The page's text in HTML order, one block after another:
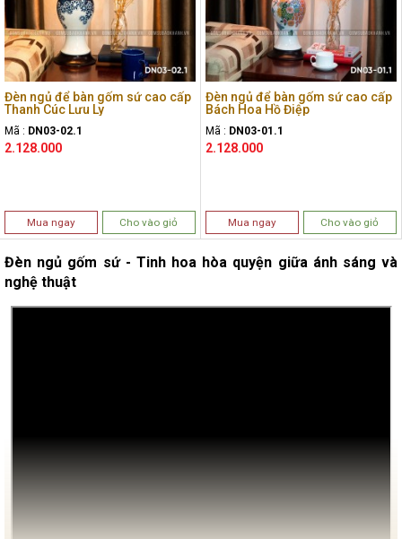
Đèn ngủ để bàn gốm sứ cao cấp
Thanh Cúc Lưu Ly
Mã : DN03-02.1
2.128.000
Mua ngay Cho vào giỏ
Đèn ngủ để bàn gốm sứ cao cấp
Bách Hoa Hồ Điệp
Mã : DN03-01.1
2.128.000
Mua ngay Cho vào giỏ
Đèn ngủ gốm sứ - Tinh hoa hòa quyện giữa ánh sáng và
nghệ thuật